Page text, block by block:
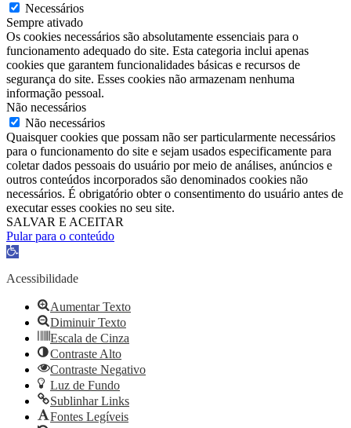
Necessários
Sempre ativado
Os cookies necessários são absolutamente essenciais para o
funcionamento adequado do site. Esta categoria inclui apenas
cookies que garantem funcionalidades básicas e recursos de
segurança do site. Esses cookies não armazenam nenhuma
informação pessoal.
Não necessários
Não necessários
Quaisquer cookies que possam não ser particularmente necessários
para o funcionamento do site e sejam usados ​​especificamente para
coletar dados pessoais do usuário por meio de análises, anúncios e
outros conteúdos incorporados são denominados cookies não
necessários. É obrigatório obter o consentimento do usuário antes de
executar esses cookies no seu site.
SALVAR E ACEITAR
Pular para o conteúdo
Barra
Ferramentas
Acessibilidade
Aumentar Texto
Diminuir Texto
Escala de Cinza
Contraste Alto
Contraste Negativo
Luz de Fundo
Sublinhar Links
Fontes Legíveis